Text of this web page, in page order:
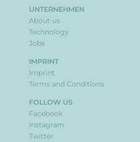
UNTERNEHMEN
About us
Technology
Jobs
IMPRINT
Imprint
Terms and Conditions
FOLLOW US
Facebook
Instagram
Twitter